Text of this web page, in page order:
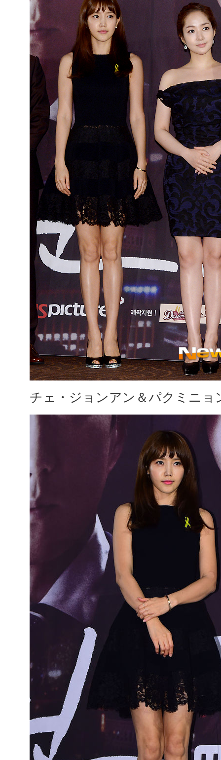
チェ・ジョンアン＆パクミニョ